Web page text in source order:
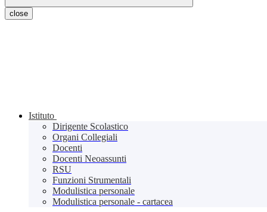
close
Istituto
Dirigente Scolastico
Organi Collegiali
Docenti
Docenti Neoassunti
RSU
Funzioni Strumentali
Modulistica personale
Modulistica personale - cartacea